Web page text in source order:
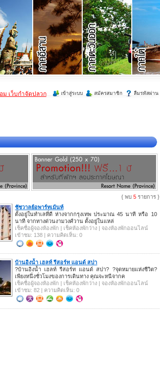
เข้าสู่ระบบ สมัครสมาชิก ลืมรหัสผ่าน
เว็บกำจัดปลวก
{ พบ 5รายการ }
ชัชวาลย์อพาร์ทเม้นท์
ตั้งอยู่ในทำเลที่ดี ห่างจากกรุงเทพ ประมาณ 45 นาที หรือ 10
นาที จากทางด่วนงามวงศ์วาน ตั้งอยู่ในแหล่
เช็คชื่อผู้จองห้องพัก | เช็คห้องพักว่าง | จองห้องพักออนไลน์
เข้าชม: 138 | ความคิดเห็น: 0
บ้านอิงน้ำ เฮลท์ รีสอร์ท แอนด์ สปา
?บ้านอิงน้ำ เฮลท์ รีสอร์ท แอนด์ สปา? ?จุดหมายแห่งชีวิต?
เพียงหนึ่งชั่วโมงของการเดินทาง คุณจะหนีจากค
เช็คชื่อผู้จองห้องพัก | เช็คห้องพักว่าง | จองห้องพักออนไลน์
เข้าชม: 82 | ความคิดเห็น: 0